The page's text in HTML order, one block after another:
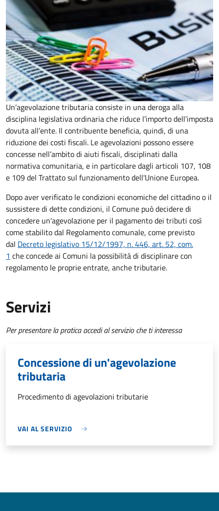
Un’agevolazione tributaria consiste in una deroga alla
disciplina legislativa ordinaria che riduce l’importo dell’imposta
dovuta all’ente. Il contribuente beneficia, quindi, di una
riduzione dei costi fiscali. Le agevolazioni possono essere
concesse nell’ambito di aiuti fiscali, disciplinati dalla
normativa comunitaria, e in particolare dagli articoli 107, 108
e 109 del Trattato sul funzionamento dell'Unione Europea.
Dopo aver verificato le condizioni economiche del cittadino o il
sussistere di dette condizioni, il Comune può decidere di
concedere un'agevolazione per il pagamento dei tributi così
come stabilito dal Regolamento comunale, come previsto
dal Decreto legislativo 15/12/1997, n. 446, art. 52, com.
1 che concede ai Comuni la possibilità di disciplinare con
regolamento le proprie entrate, anche tributarie.
Servizi
Per presentare la pratica accedi al servizio che ti interessa
Concessione di un'agevolazione
tributaria
Procedimento di agevolazioni tributarie
VAI AL SERVIZIO